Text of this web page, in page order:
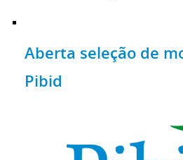
Aberta seleção de
Pibid